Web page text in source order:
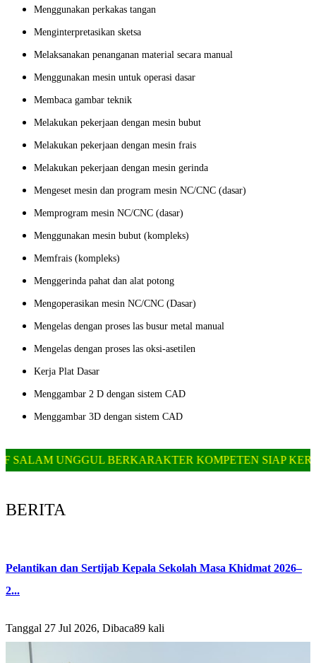
Menggunakan perkakas tangan
Menginterpretasikan sketsa
Melaksanakan penanganan material secara manual
Menggunakan mesin untuk operasi dasar
Membaca gambar teknik
Melakukan pekerjaan dengan mesin bubut
Melakukan pekerjaan dengan mesin frais
Melakukan pekerjaan dengan mesin gerinda
Mengeset mesin dan program mesin NC/CNC (dasar)
Memprogram mesin NC/CNC (dasar)
Menggunakan mesin bubut (kompleks)
Memfrais (kompleks)
Menggerinda pahat dan alat potong
Mengoperasikan mesin NC/CNC (Dasar)
Mengelas dengan proses las busur metal manual
Mengelas dengan proses las oksi-asetilen
Kerja Plat Dasar
Menggambar 2 D dengan sistem CAD
Menggambar 3D dengan sistem CAD
UNGGUL BERKARAKTER KOMPETEN SIAP KERJA ||
BERITA
Pelantikan dan Sertijab Kepala Sekolah Masa Khidmat 2026–
2...
Tanggal 27 Jul 2026, Dibaca89 kali